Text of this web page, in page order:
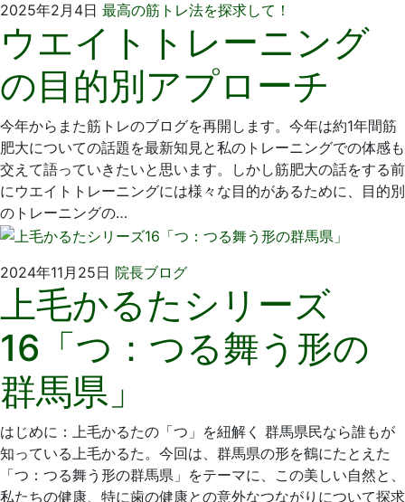
2025年2月4日 最高の筋トレ法を探求して！
年
2
月
日
そ
歯
科
医
院
ウエイトトレーニング
の目的別アプローチ
今年からまた筋トレのブログを再開します。今年は約1年間筋
肥大についての話題を最新知見と私のトレーニングでの体感も
交えて語っていきたいと思います。しかし筋肥大の話をする前
にウエイトトレーニングには様々な目的があるために、目的別
のトレーニングの…
2024年11月25日 院長ブログ2024
年
11
月
1
い
そ
歯
科
医
上毛かるたシリーズ
16「つ：つる舞う形の
群馬県」
はじめに：上毛かるたの「つ」を紐解く 群馬県民なら誰もが
知っている上毛かるた。今回は、群馬県の形を鶴にたとえた
「つ：つる舞う形の群馬県」をテーマに、この美しい自然と、
私たちの健康、特に歯の健康との意外なつながりについて探求